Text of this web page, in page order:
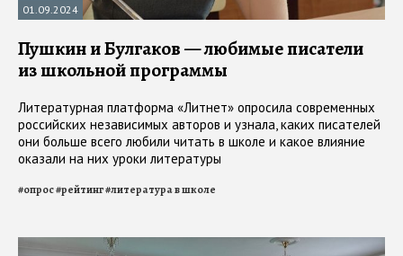
01.09.2024
Пушкин и Булгаков — любимые писатели
из школьной программы
Литературная платформа «Литнет» опросила современных
российских независимых авторов и узнала, каких писателей
они больше всего любили читать в школе и какое влияние
оказали на них уроки литературы
#опрос#рейтинг#литература в школе